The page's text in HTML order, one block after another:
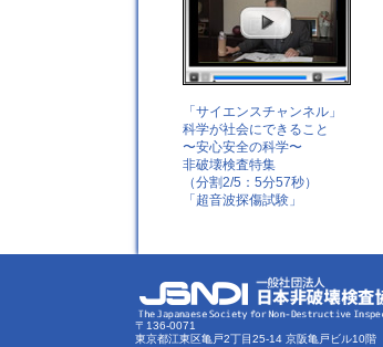
「サイエンスチャンネル」
科学が社会にできること
〜安心安全の科学〜
非破壊検査特集
（分割2/5：5分57秒）
「超音波探傷試験」
〒136-0071
東京都江東区亀戸2丁目25-14 京阪亀戸ビル10階